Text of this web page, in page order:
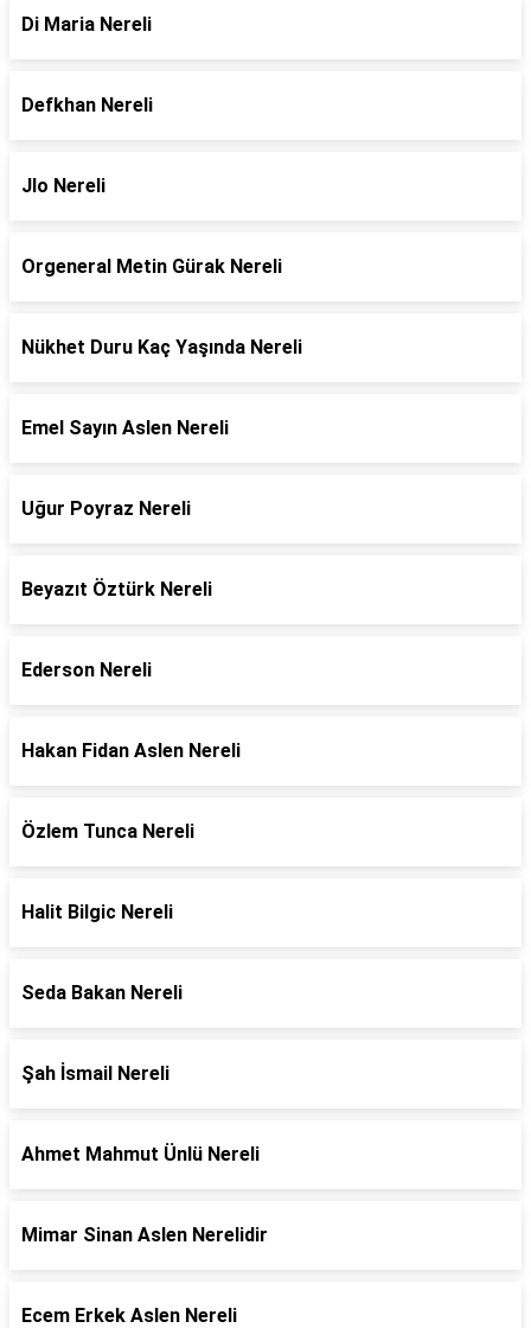
Di Maria Nereli
Defkhan Nereli
Jlo Nereli
Orgeneral Metin Gürak Nereli
Nükhet Duru Kaç Yaşında Nereli
Emel Sayın Aslen Nereli
Uğur Poyraz Nereli
Beyazıt Öztürk Nereli
Ederson Nereli
Hakan Fidan Aslen Nereli
Özlem Tunca Nereli
Halit Bilgic Nereli
Seda Bakan Nereli
Şah İsmail Nereli
Ahmet Mahmut Ünlü Nereli
Mimar Sinan Aslen Nerelidir
Ecem Erkek Aslen Nereli